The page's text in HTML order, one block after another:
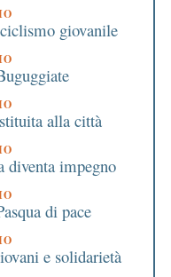
giovanile
alla città
diventa impegno
di pace
e solidarietà